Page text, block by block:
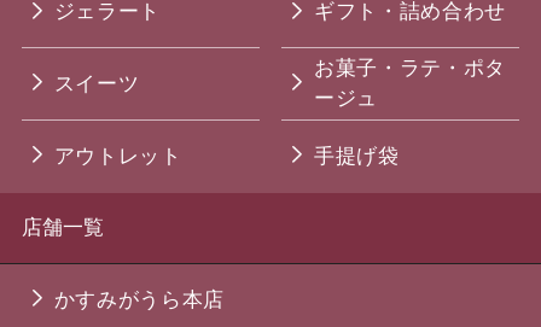
ジェラート ギフト・詰め合わせ
スイーツ
お菓子・ラテ・ポタ
ージュ
アウトレット 手提げ袋
店舗一覧
かすみがうら本店